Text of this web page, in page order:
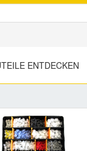
ENTDECKEN